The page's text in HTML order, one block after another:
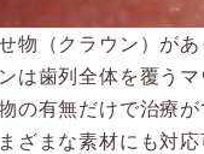
物（クラウン）が
は歯列全体を覆う
の有無だけで治療
ざまな素材にも対応